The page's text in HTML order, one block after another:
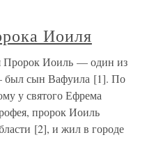
Иоиля
Пророк Иоиль — один из
был сын Вафуила [1]. По
у святого Ефрема
пророк Иоиль
[2], и жил в городе